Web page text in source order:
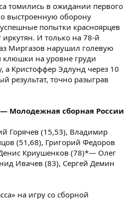
томились в ожидании первого
выстроенную оборону
попытки красноярцев
иркутян. И только на 78-й
Миргазов нарушил голевую
на уровне груди
а Кристоффер Эдлунд через 10
результат, точно разыграв
Молодежная сборная России
Горячев (15,53), Владимир
(51,68), Григорий Федоров
Криушенков (78)*— Олег
Ивачев (83), Сергей Демин
на игру со сборной